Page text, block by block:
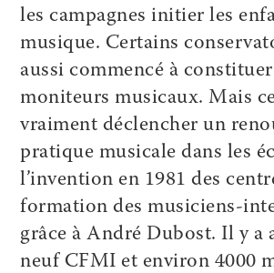
les campagnes initier les
musique. Certains
aussi commencé à
moniteurs musicaux. Mais
vraiment déclencher un
pratique musicale dans les
l’invention en 1981 des
formation des musiciens-
grâce à André Dubost. Il y a
neuf CFMI et environ 4000